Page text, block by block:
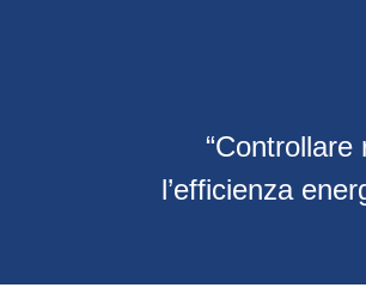
l’efficienza